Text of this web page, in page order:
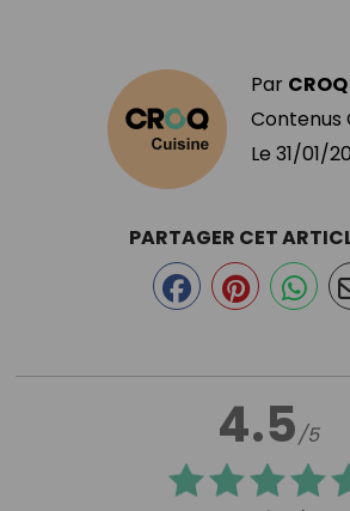
Par
Contenus
Le 31/01/
4.5/5
PARTAGER CET